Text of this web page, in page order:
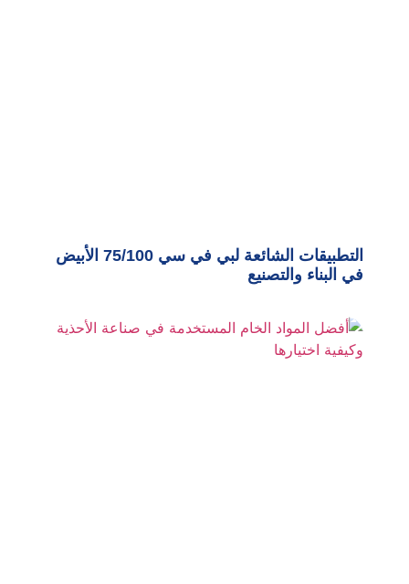
التطبيقات الشائعة لبي في سي 75/100 الأبيض
في البناء والتصنيع